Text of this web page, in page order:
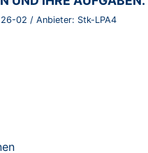
02 / Anbieter: Stk-LPA4